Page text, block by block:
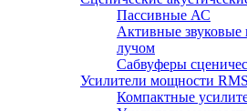
Пассивные АС
Активные
лучом
Сабвуферы
Усилители мощности RMS
Компактные